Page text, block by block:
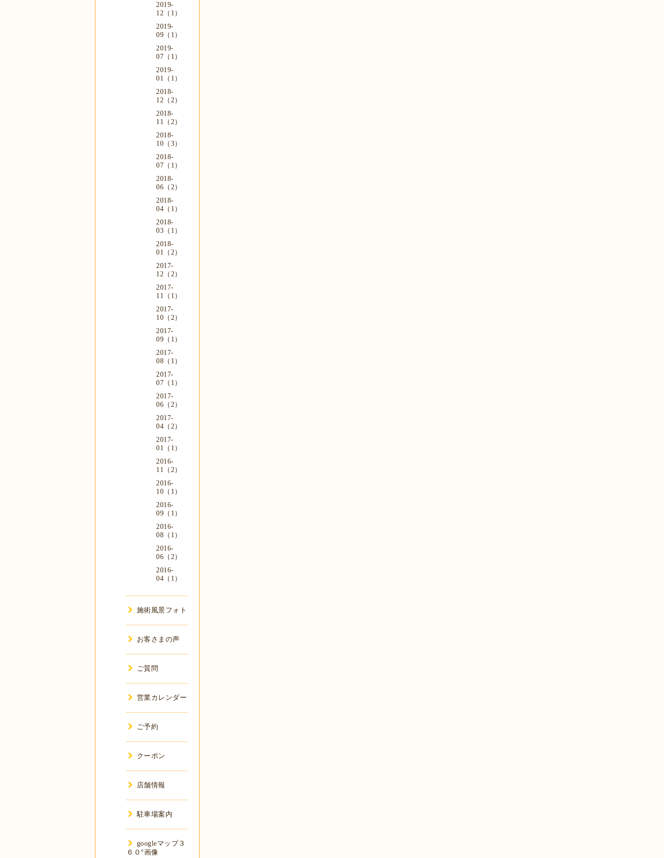
2019-
12（1）
2019-
09（1）
2019-
07（1）
2019-
01（1）
2018-
12（2）
2018-
11（2）
2018-
10（3）
2018-
07（1）
2018-
06（2）
2018-
04（1）
2018-
03（1）
2018-
01（2）
2017-
12（2）
2017-
11（1）
2017-
10（2）
2017-
09（1）
2017-
08（1）
2017-
07（1）
2017-
06（2）
2017-
04（2）
2017-
01（1）
2016-
11（2）
2016-
10（1）
2016-
09（1）
2016-
08（1）
2016-
06（2）
2016-
04（1）
施術風景フォト
お客さまの声
ご質問
営業カレンダー
ご予約
クーポン
店舗情報
駐車場案内
googleマップ３
６０°画像